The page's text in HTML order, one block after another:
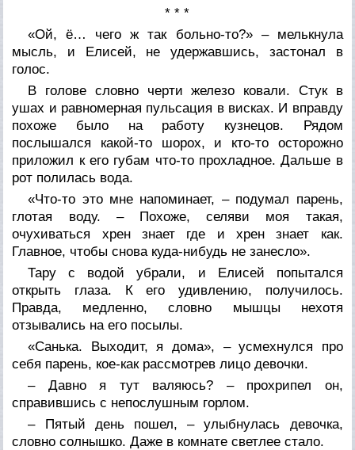
* * *
«Ой, ё… чего ж так больно-то?» – мелькнула
мысль, и Елисей, не удержавшись, застонал в
голос.
В голове словно черти железо ковали. Стук в
ушах и равномерная пульсация в висках. И вправду
похоже было на работу кузнецов. Рядом
послышался какой-то шорох, и кто-то осторожно
приложил к его губам что-то прохладное. Дальше в
рот полилась вода.
«Что-то это мне напоминает, – подумал парень,
глотая воду. – Похоже, селяви моя такая,
очухиваться хрен знает где и хрен знает как.
Главное, чтобы снова куда-нибудь не занесло».
Тару с водой убрали, и Елисей попытался
открыть глаза. К его удивлению, получилось.
Правда, медленно, словно мышцы нехотя
отзывались на его посылы.
«Санька. Выходит, я дома», – усмехнулся про
себя парень, кое-как рассмотрев лицо девочки.
– Давно я тут валяюсь? – прохрипел он,
справившись с непослушным горлом.
– Пятый день пошел, – улыбнулась девочка,
словно солнышко. Даже в комнате светлее стало.